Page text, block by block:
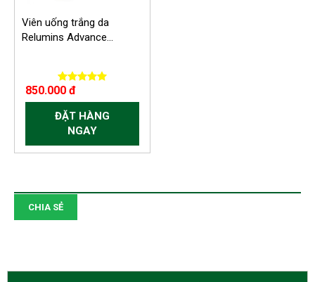
Viên uống trắng da
Relumins Advance...
850.000 đ
ĐẶT HÀNG
NGAY
CHIA SẺ